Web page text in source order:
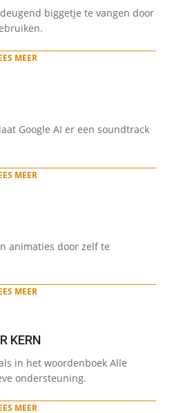
biggetje te vangen door
MEER
Google AI er een soundtrack
MEER
animaties door zelf te
MEER
KERN
in het woordenboek Alle
ondersteuning.
MEER